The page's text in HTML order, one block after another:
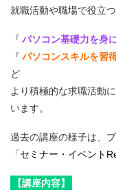
就職活動や職場で役立
『 パソコン基礎力を身
『 パソコンスキルを習
ど
より積極的な求職活動
います。
過去の講座の様子は、
「セミナー・イベント
【講座内容】